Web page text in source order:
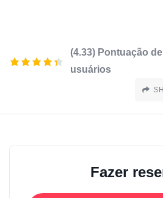
(4.33) Pontuação
usuários
Fazer